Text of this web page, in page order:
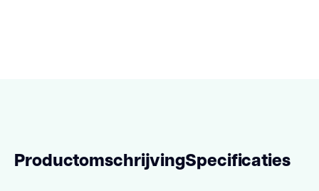
ProductomschrijvingSpecificaties